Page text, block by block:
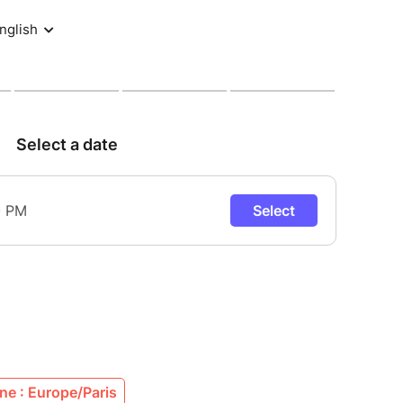
contre des rythmes envoûtants du monde
portés par la magie des échanges
Electro Funk, un mélange explosif de
électroniques pour une ambiance moderne
sera accompagné de Corentin Pujol aux
: Europe/Paris